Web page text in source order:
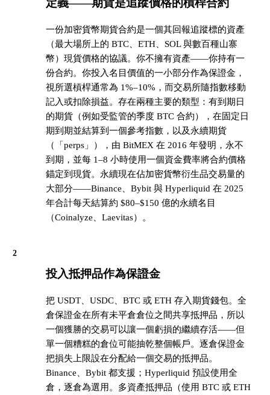
定義——期貨是追蹤價格的槓桿合約
一份加密貨幣期貨合約是一個其回報追蹤標的資產
（最大場所上的 BTC、ETH、SOL 與數百種山寨
幣）現貨價格的協議。你不擁有資產——你持有一
份合約。你投入名目價值的一小部分作為保證金，
視所選槓桿通常為 1%–10%，而交易所隨指數移動
記入或扣除損益。存在兩種主要的類型：有到期日
的期貨（例如受監管的季度 BTC 合約），在固定日
期到期並結算到一個參考指數，以及永續期貨
（「perps」），由 BitMEX 在 2016 年發明，永不
到期，並每 1–8 小時使用一個資金費率將合約價格
錨定到現貨。永續現在佔加密貨幣衍生品交易量的
大部分——Binance、Bybit 與 Hyperliquid 在 2025
年合計每天結算約 $80–$150 億的永續名目
（Coinalyze、Laevitas）。
2
投入抵押品作為保證金
把 USDT、USDC、BTC 或 ETH 存入期貨錢包。全
倉保證金在所有未平倉倉位之間共享抵押品，所以
一個獲勝的交易可以讓一個虧損的繼續存活——但
單一個糟糕的倉位可能抽乾整個帳戶。逐倉保證金
把損失上限設在分配給一個交易的抵押品。
Binance、Bybit 都支援；Hyperliquid 預設使用全
倉，逐倉為選用。多資產抵押品（使用 BTC 或 ETH